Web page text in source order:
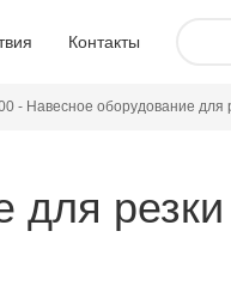
Контакты
- Навесное оборудование для